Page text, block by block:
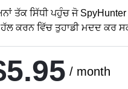
ਤੱਕ ਸਿੱਧੀ ਪਹੁੰਚ ਜੋ
ਕਰਨ ਵਿੱਚ ਤੁਹਾਡੀ ਮਦਦ ਕਰ
/ month